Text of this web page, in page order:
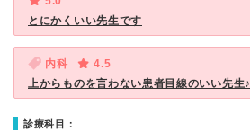
とにかくいい先生です
内科
4.5
上からものを言わない患者目線のいい先生♪
診療科目：